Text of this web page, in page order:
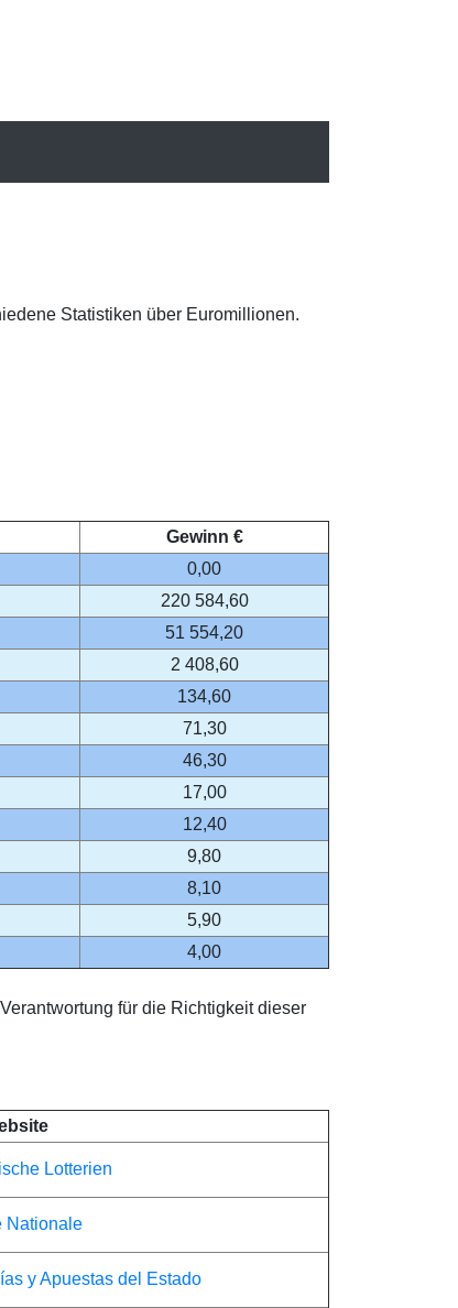
Statistiken über Euromillionen.
Gewinn €
0,00
220 584,60
51 554,20
2 408,60
134,60
71,30
46,30
17,00
12,40
9,80
8,10
5,90
4,00
für die Richtigkeit dieser
Lotterien
Nationale
y Apuestas del Estado